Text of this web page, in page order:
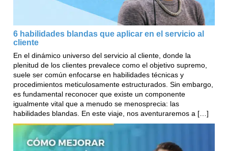
6 habilidades blandas que aplicar en el servicio al
cliente
En el dinámico universo del servicio al cliente, donde la
plenitud de los clientes prevalece como el objetivo supremo,
suele ser común enfocarse en habilidades técnicas y
procedimientos meticulosamente estructurados. Sin embargo,
es fundamental reconocer que existe un componente
igualmente vital que a menudo se menosprecia: las
habilidades blandas. En este viaje, nos aventuraremos a […]